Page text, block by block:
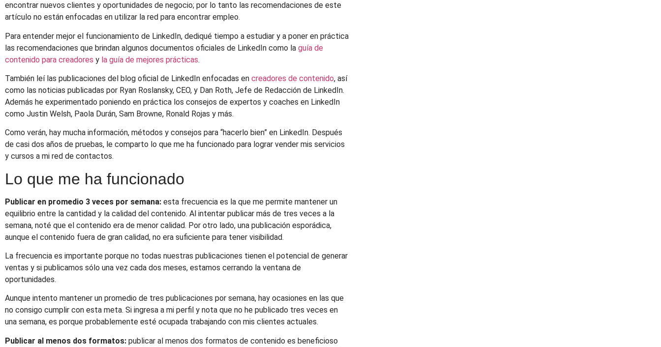
encontrar nuevos clientes y oportunidades de negocio; por lo tanto las recomendaciones de este
artículo no están enfocadas en utilizar la red para encontrar empleo.
Para entender mejor el funcionamiento de LinkedIn, dediqué tiempo a estudiar y a poner en práctica
las recomendaciones que brindan algunos documentos oficiales de LinkedIn como la guía de
contenido para creadores y la guía de mejores prácticas.
También leí las publicaciones del blog oficial de LinkedIn enfocadas en creadores de contenido, así
como las noticias publicadas por Ryan Roslansky, CEO, y Dan Roth, Jefe de Redacción de LinkedIn.
Además he experimentado poniendo en práctica los consejos de expertos y coaches en LinkedIn
como Justin Welsh, Paola Durán, Sam Browne, Ronald Rojas y más.
Como verán, hay mucha información, métodos y consejos para “hacerlo bien” en LinkedIn. Después
de casi dos años de pruebas, le comparto lo que me ha funcionado para lograr vender mis servicios
y cursos a mi red de contactos.
Lo que me ha funcionado
Publicar en promedio 3 veces por semana: esta frecuencia es la que me permite mantener un
equilibrio entre la cantidad y la calidad del contenido. Al intentar publicar más de tres veces a la
semana, noté que el contenido era de menor calidad. Por otro lado, una publicación esporádica,
aunque el contenido fuera de gran calidad, no era suficiente para tener visibilidad.
La frecuencia es importante porque no todas nuestras publicaciones tienen el potencial de generar
ventas y si publicamos sólo una vez cada dos meses, estamos cerrando la ventana de
oportunidades.
Aunque intento mantener un promedio de tres publicaciones por semana, hay ocasiones en las que
no consigo cumplir con esta meta. Si ingresa a mi perfil y nota que no he publicado tres veces en
una semana, es porque probablemente esté ocupada trabajando con mis clientes actuales.
Publicar al menos dos formatos: publicar al menos dos formatos de contenido es beneficioso